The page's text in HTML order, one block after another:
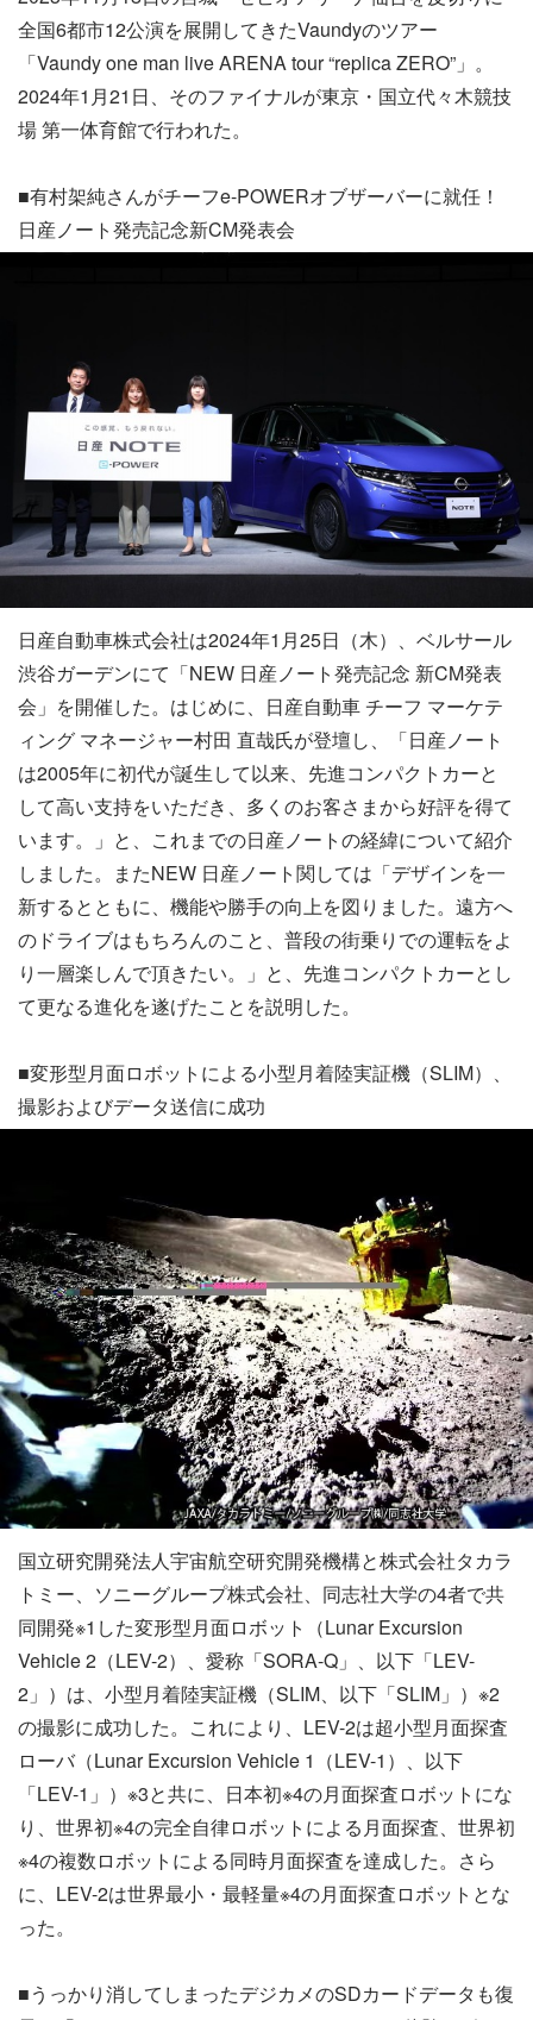
全国6都市12公演を展開してきたVaundyのツアー
「Vaundy one man live ARENA tour “replica ZERO”」。
2024年1月21日、そのファイナルが東京・国立代々木競技
場 第一体育館で行われた。
■有村架純さんがチーフe-POWERオブザーバーに就任！
日産ノート発売記念新CM発表会
日産自動車株式会社は2024年1月25日（木）、ベルサール
渋谷ガーデンにて「NEW 日産ノート発売記念 新CM発表
会」を開催した。はじめに、日産自動車 チーフ マーケテ
ィング マネージャー村田 直哉氏が登壇し、「日産ノート
は2005年に初代が誕生して以来、先進コンパクトカーと
して高い支持をいただき、多くのお客さまから好評を得て
います。」と、これまでの日産ノートの経緯について紹介
しました。またNEW 日産ノート関しては「デザインを一
新するとともに、機能や勝手の向上を図りました。遠方へ
のドライブはもちろんのこと、普段の街乗りでの運転をよ
り一層楽しんで頂きたい。」と、先進コンパクトカーとし
て更なる進化を遂げたことを説明した。
■変形型月面ロボットによる小型月着陸実証機（SLIM）、
撮影およびデータ送信に成功
国立研究開発法人宇宙航空研究開発機構と株式会社タカラ
トミー、ソニーグループ株式会社、同志社大学の4者で共
同開発※1した変形型月面ロボット（Lunar Excursion
Vehicle 2（LEV-2）、愛称「SORA-Q」、以下「LEV-
2」）は、小型月着陸実証機（SLIM、以下「SLIM」）※2
の撮影に成功した。これにより、LEV-2は超小型月面探査
ローバ（Lunar Excursion Vehicle 1（LEV-1）、以下
「LEV-1」）※3と共に、日本初※4の月面探査ロボットにな
り、世界初※4の完全自律ロボットによる月面探査、世界初
※4の複数ロボットによる同時月面探査を達成した。さら
に、LEV-2は世界最小・最軽量※4の月面探査ロボットとな
った。
■うっかり消してしまったデジカメのSDカードデータも復